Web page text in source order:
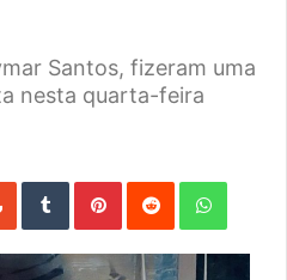
Santos, fizeram uma
nesta quarta-feira
StumbleUpon Tumblr Pinterest Reddit